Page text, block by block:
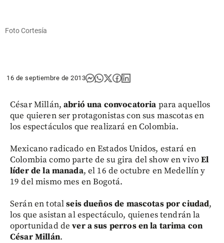
Foto Cortesía
16 de septiembre de 2013
César Millán,abrió una convocatoria para aquellos
que quieren ser protagonistas con sus mascotas en
los espectáculos que realizará en Colombia.
Mexicano radicado en Estados Unidos, estará en
Colombia como parte de su gira del show en vivoEl
líder de la manada, el 16 de octubre en Medellín y
19 del mismo mes en Bogotá.
Serán en totalseis dueños de mascotas por ciudad,
los que asistan al espectáculo, quienes tendrán la
oportunidad dever a sus perros en la tarima con
César Millán.